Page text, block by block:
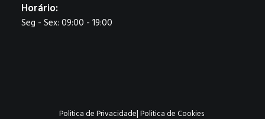
Horário:
Seg - Sex: 09:00 - 19:00
Politica de Privacidade|Politica de Cookies